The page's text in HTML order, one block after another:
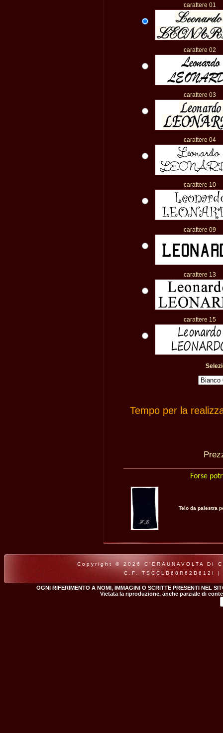
carattere 01
carattere 02
carattere 03
carattere 04
carattere 10
carattere 09
carattere 13
carattere 15
Tempo per la
Forse
Telo da palestra
Copyright © 2026 C'ERAUNAVOLTA
C.F. TSCCLD68R62D612I
OGNI RIFERIMENTO A NOMI, IMMAGINI O SCRITTE PRESENTI NEL
Vietata la riproduzione, anche parziale di